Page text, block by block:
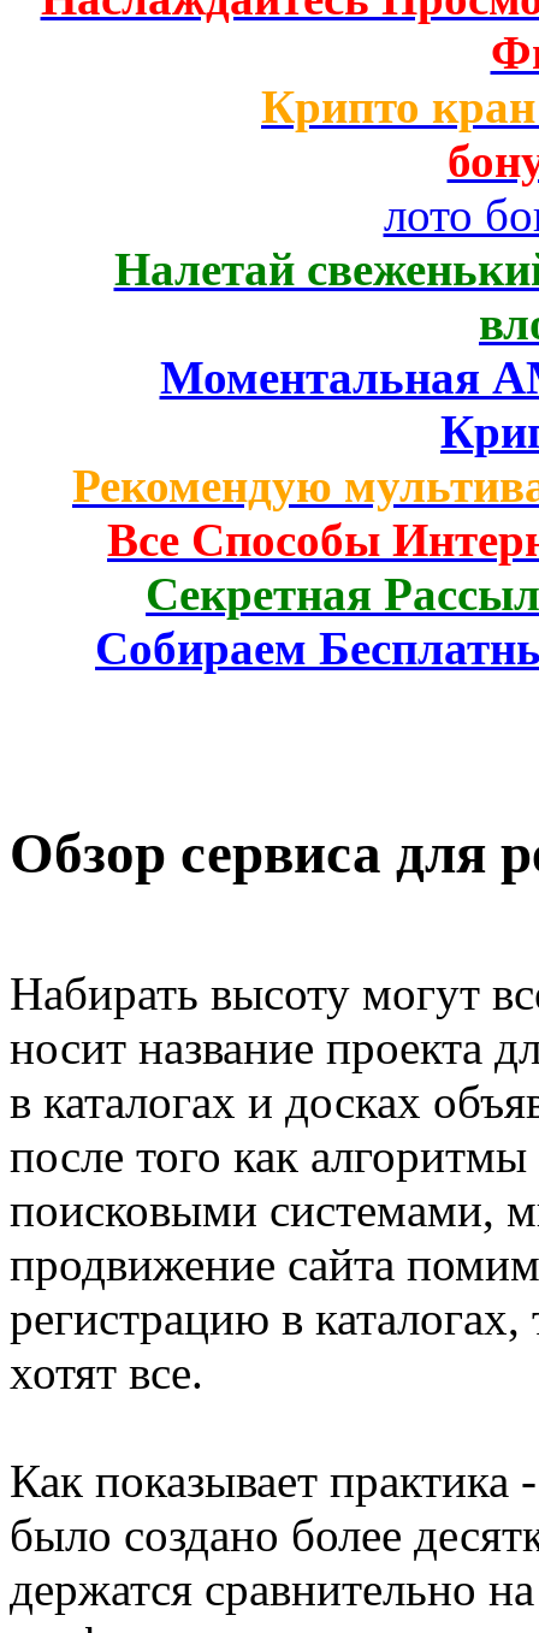
Крипто
лото
Налетай
Моментальная
Рекомендую
Все Способы
Секретная
Собираем
Обзор сервиса для
Набирать высоту могут
носит название проекта
в каталогах и досках
после того как
поисковыми системами,
продвижение сайта
регистрацию в
хотят все.
Как показывает практика
было создано более
держатся сравнительно